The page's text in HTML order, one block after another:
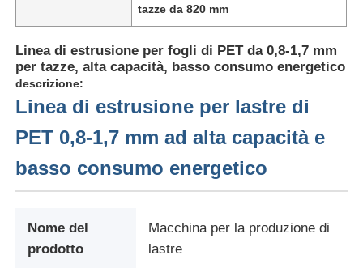
tazze da 820 mm
Linea di estrusione per fogli di PET da 0,8-1,7 mm
per tazze, alta capacità, basso consumo energetico
descrizione:
Linea di estrusione per lastre di
PET 0,8-1,7 mm ad alta capacità e
basso consumo energetico
Nome del
prodotto
Macchina per la produzione di
lastre